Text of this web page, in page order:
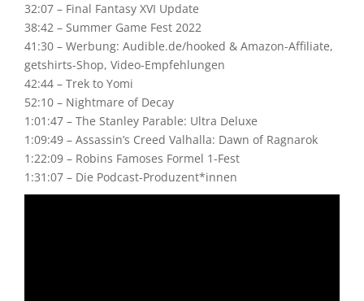
32:07 – Final Fantasy XVI Update
38:42 – Summer Game Fest 2022
41:30 – Werbung: Audible.de/hooked & Amazon-Affiliate,
getshirts-Shop, Video-Empfehlungen
42:44 – Trek to Yomi
52:10 – Nightmare of Decay
1:01:47 – The Stanley Parable: Ultra Deluxe
1:09:49 – Assassin’s Creed Valhalla: Dawn of Ragnarok
1:22:09 – Robins Famoses Formel 1-Fest
1:31:07 – Die Podcast-Produzent*innen